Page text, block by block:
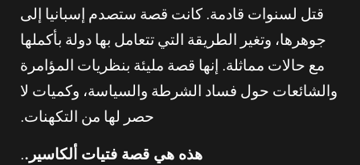
قتل لسنوات قادمة. كانت قصة ستصدم إسبانيا إلى
جوهرها، وتغير الطريقة التي تتعامل بها دولة بأكملها
مع حالات مماثلة. إنها قصة مليئة بنظريات المؤامرة
والشائعات حول فساد الشرطة والسياسة، وكميات لا
حصر لها من التكهنات.
هذه هي قصة فتيات ألكاسير..